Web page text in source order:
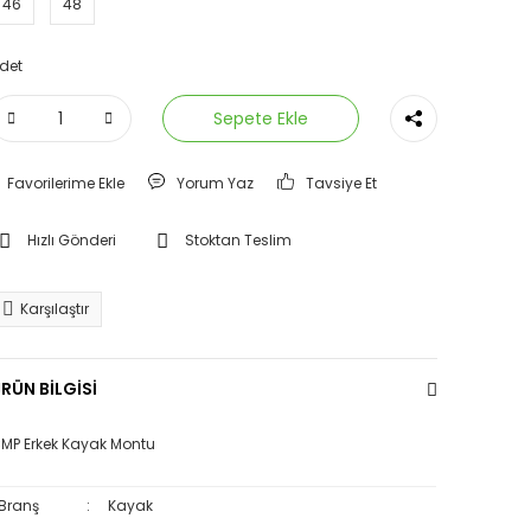
46 48
Sepete Ekle
Yorum Yaz Tavsiye Et
Hızlı Gönderi Stoktan Teslim
Karşılaştır
BİLGİSİ
Erkek Kayak Montu
: Kayak